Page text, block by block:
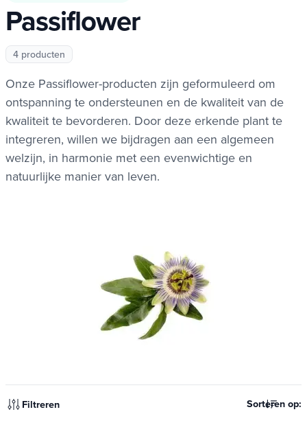
Passiflower
4 producten
Onze Passiflower-producten zijn geformuleerd om
ontspanning te ondersteunen en de kwaliteit van de
kwaliteit te bevorderen. Door deze erkende plant te
integreren, willen we bijdragen aan een algemeen
welzijn, in harmonie met een evenwichtige en
natuurlijke manier van leven.
Filtreren Sorteren op: